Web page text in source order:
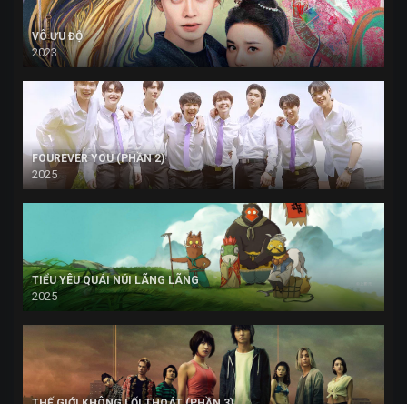
VÔ ƯU ĐỘ
2023
FOUREVER YOU (PHẦN 2)
2025
TIỂU YÊU QUÁI NÚI LÃNG LÃNG
2025